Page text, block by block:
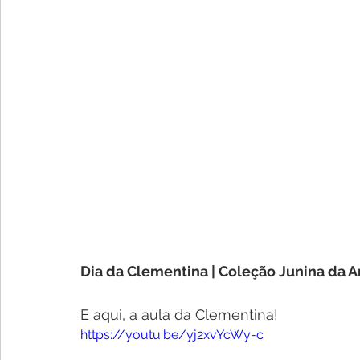
Dia da Clementina | Coleção Junina da
E aqui, a aula da Clementina!
https://youtu.be/yj2xvYcWy-c